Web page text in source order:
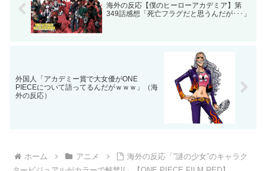
海外の反応【僕のヒーローアカデミア】第
349話感想「死亡フラグだと思うんだが･･･」
外国人「アカデミー賞で大女優がONE
PIECEについて語ってるんだがｗｗｗ」（海
外の反応）
ホーム アニメ
海外の反応「”謎の少女”のキャラク